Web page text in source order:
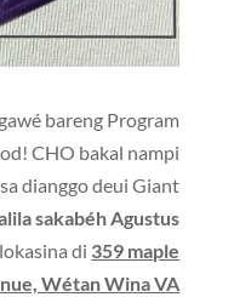
bareng Program
CHO bakal nampi
dianggo deui Giant
sakabéh Agustus
di 359 maple
Wétan Wina VA